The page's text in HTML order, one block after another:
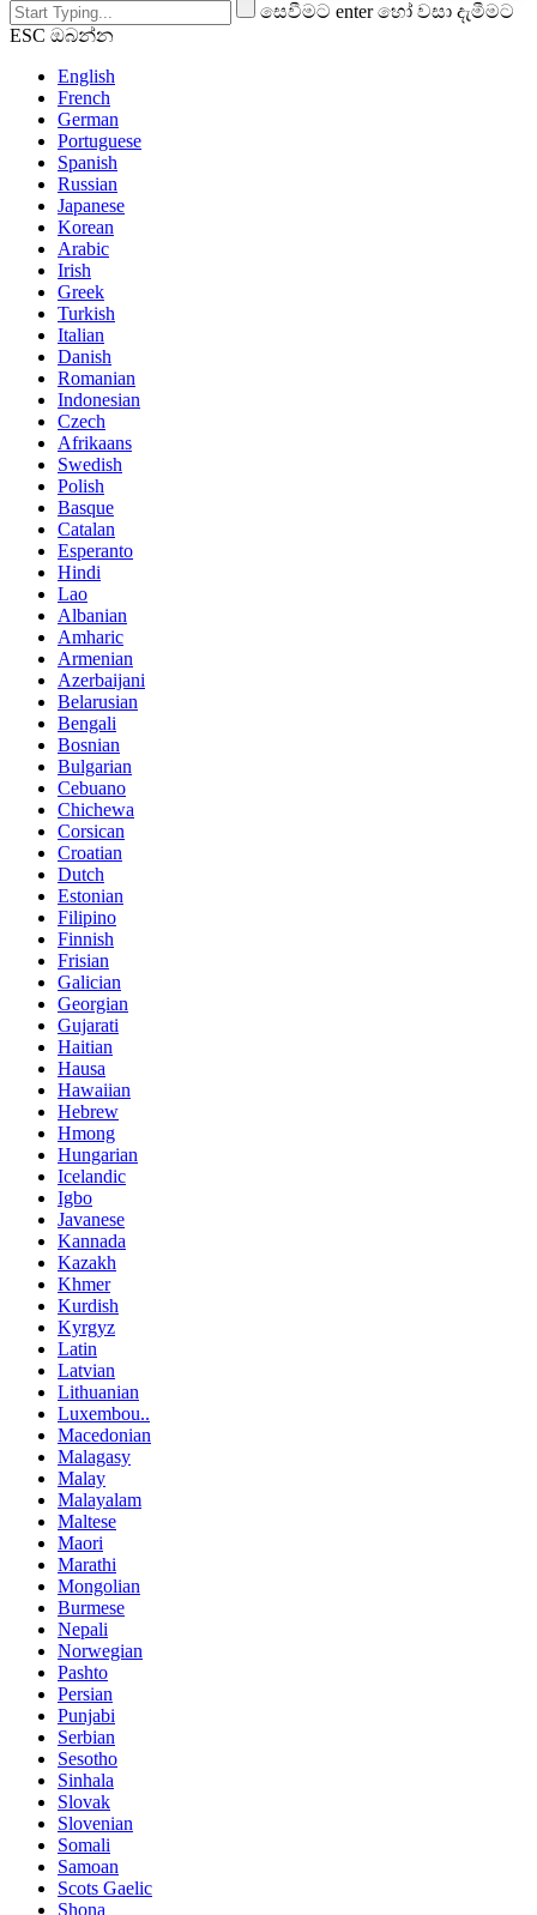
සෙවීමට enter හෝ වසා දැමීමට
ESC ඔබන්න
English
French
German
Portuguese
Spanish
Russian
Japanese
Korean
Arabic
Irish
Greek
Turkish
Italian
Danish
Romanian
Indonesian
Czech
Afrikaans
Swedish
Polish
Basque
Catalan
Esperanto
Hindi
Lao
Albanian
Amharic
Armenian
Azerbaijani
Belarusian
Bengali
Bosnian
Bulgarian
Cebuano
Chichewa
Corsican
Croatian
Dutch
Estonian
Filipino
Finnish
Frisian
Galician
Georgian
Gujarati
Haitian
Hausa
Hawaiian
Hebrew
Hmong
Hungarian
Icelandic
Igbo
Javanese
Kannada
Kazakh
Khmer
Kurdish
Kyrgyz
Latin
Latvian
Lithuanian
Luxembou..
Macedonian
Malagasy
Malay
Malayalam
Maltese
Maori
Marathi
Mongolian
Burmese
Nepali
Norwegian
Pashto
Persian
Punjabi
Serbian
Sesotho
Sinhala
Slovak
Slovenian
Somali
Samoan
Scots Gaelic
Shona